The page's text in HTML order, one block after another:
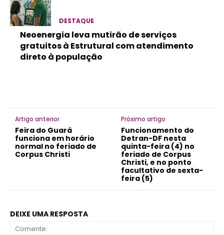
DESTAQUE
Neoenergia leva mutirão de serviços
gratuitos à Estrutural com atendimento
direto à população
Artigo anterior
Feira do Guará
funciona em horário
normal no feriado de
Corpus Christi
Próximo artigo
Funcionamento do
Detran-DF nesta
quinta-feira (4) no
feriado de Corpus
Christi, e no ponto
facultativo de sexta-
feira (5)
DEIXE UMA RESPOSTA